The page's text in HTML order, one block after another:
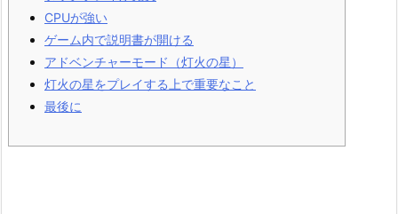
CPUが強い
ゲーム内で説明書が開ける
アドベンチャーモード（灯火の星）
灯火の星をプレイする上で重要なこと
最後に